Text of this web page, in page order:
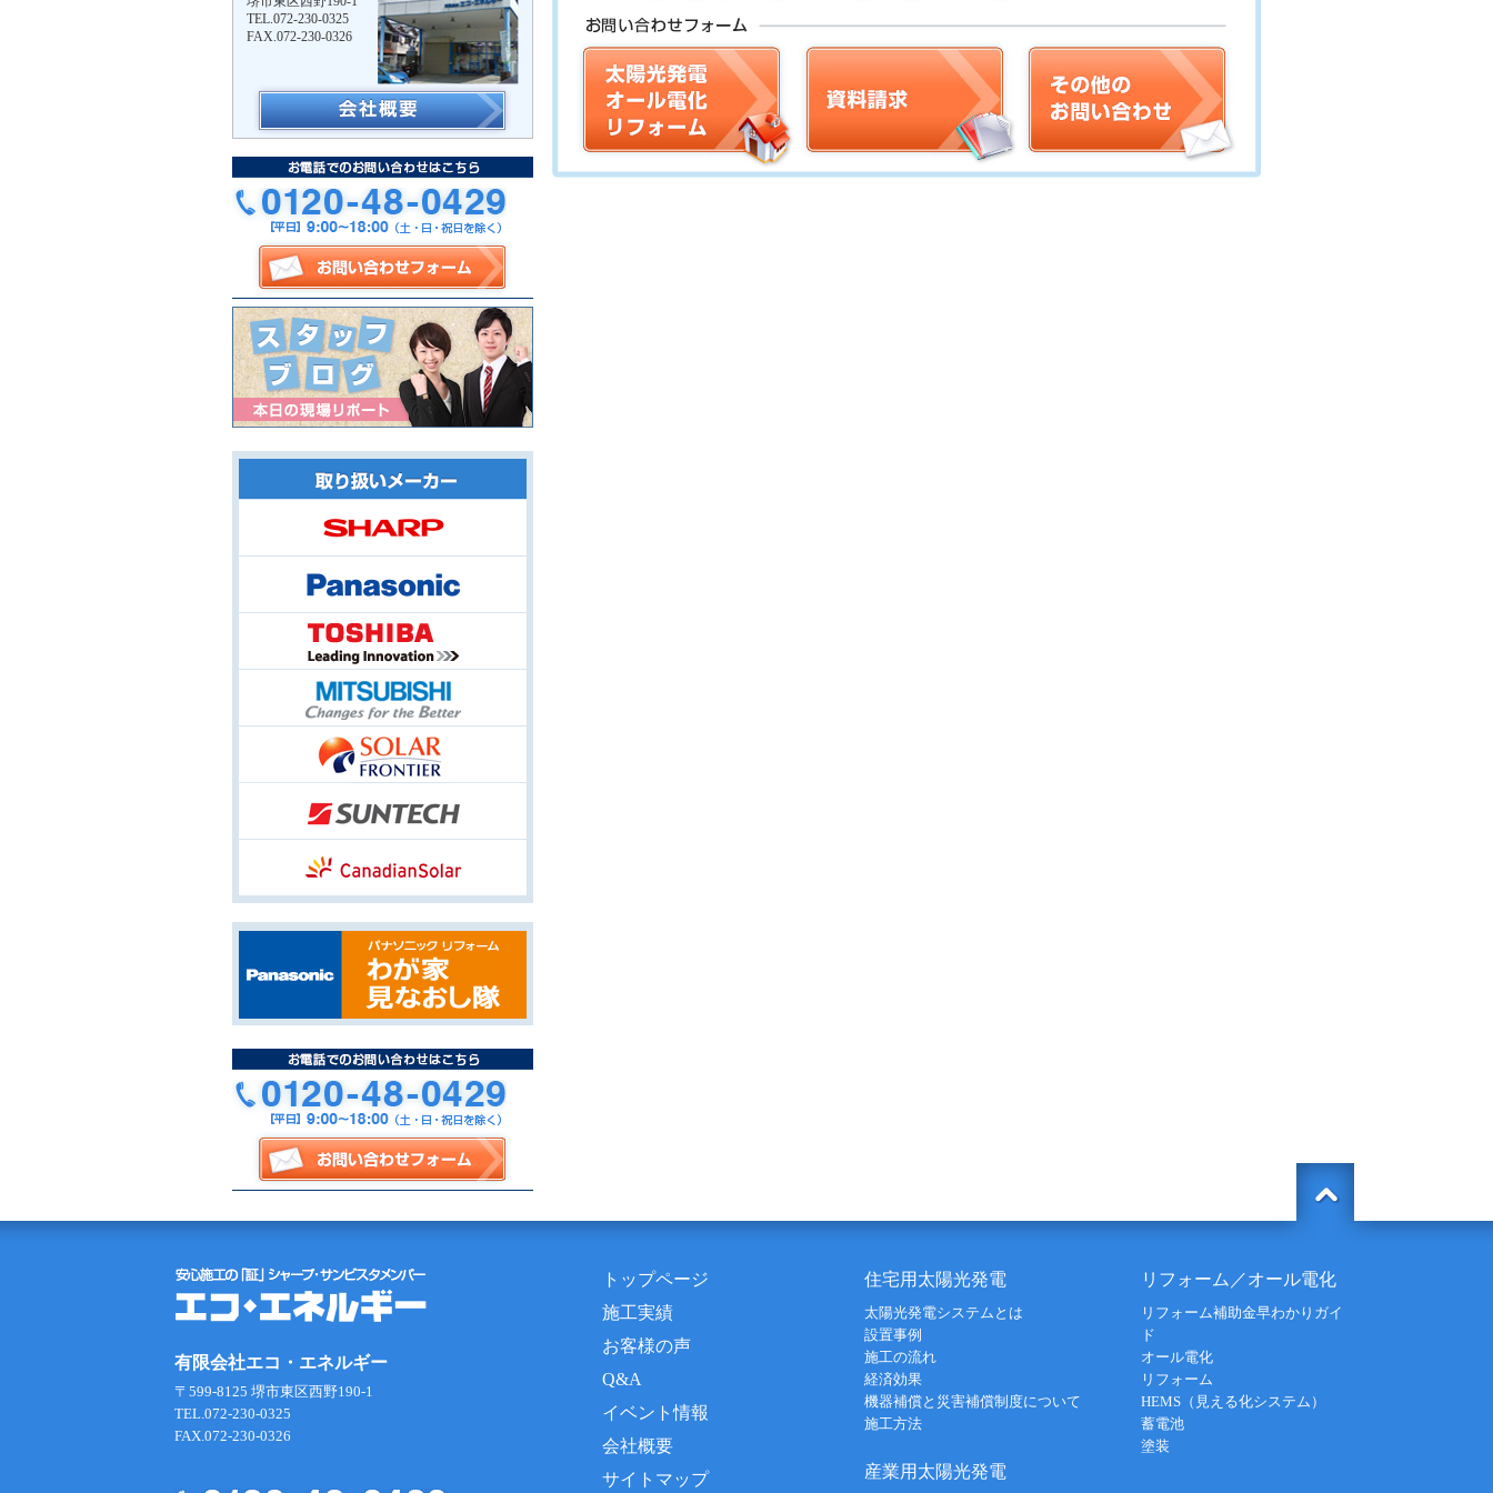
TEL.072-230-0325
FAX.072-230-0326
有限会社エコ・エネルギー
〒599-8125 堺市東区西野190-1
TEL.072-230-0325
FAX.072-230-0326
トップページ
施工実績
お客様の声
Q&A
イベント情報
会社概要
サイトマップ
住宅用太陽光発電
太陽光発電システムとは
設置事例
施工の流れ
経済効果
機器補償と災害補償制度について
施工方法
産業用太陽光発電
リフォーム／オール電化
リフォーム補助金早わかりガイ
ド
オール電化
リフォーム
HEMS（見える化システム）
蓄電池
塗装